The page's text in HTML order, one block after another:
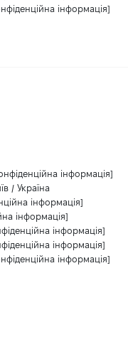
інформація]
інформація]
/ Україна
інформація]
інформація]
інформація]
інформація]
інформація]